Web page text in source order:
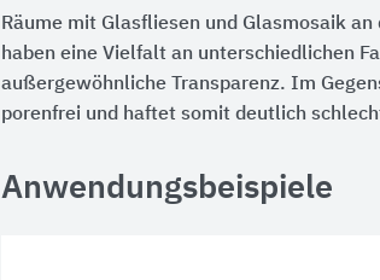
Räume mit Glasfliesen und Glasmosaik
haben eine Vielfalt an unterschiedlichen
außergewöhnliche Transparenz. Im
porenfrei und haftet somit deutlich
Anwendungsbeispiele